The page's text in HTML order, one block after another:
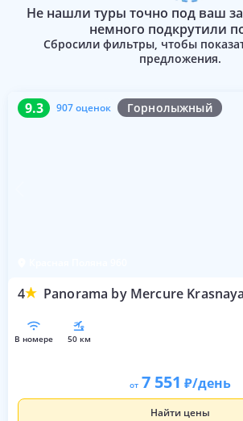
Не нашли туры точно под ваш
немного подкрутили
Сбросили фильтры, чтобы
предложения.
9.3 907 оценок Горнолыжный
4 Panorama by Mercure
9.3 907 оценок
в номере 50 км
от 7 551 /день
Найти цены